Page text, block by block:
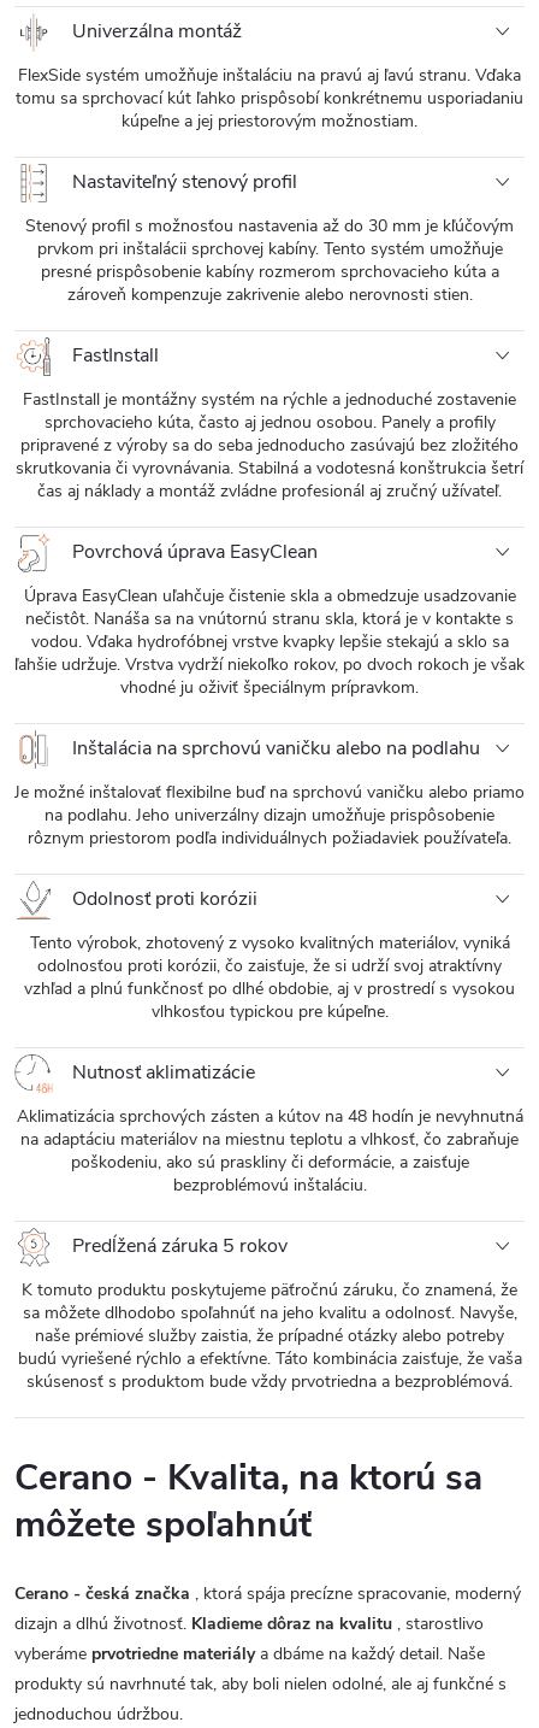
Univerzálna montáž
FlexSide systém umožňuje inštaláciu na pravú aj ľavú stranu. Vďaka
tomu sa sprchovací kút ľahko prispôsobí konkrétnemu usporiadaniu
kúpeľne a jej priestorovým možnostiam.
Nastaviteľný stenový profil
Stenový profil s možnosťou nastavenia až do 30 mm je kľúčovým
prvkom pri inštalácii sprchovej kabíny. Tento systém umožňuje
presné prispôsobenie kabíny rozmerom sprchovacieho kúta a
zároveň kompenzuje zakrivenie alebo nerovnosti stien.
FastInstall
FastInstall je montážny systém na rýchle a jednoduché zostavenie
sprchovacieho kúta, často aj jednou osobou. Panely a profily
pripravené z výroby sa do seba jednoducho zasúvajú bez zložitého
skrutkovania či vyrovnávania. Stabilná a vodotesná konštrukcia šetrí
čas aj náklady a montáž zvládne profesionál aj zručný užívateľ.
Povrchová úprava EasyClean
Úprava EasyClean uľahčuje čistenie skla a obmedzuje usadzovanie
nečistôt. Nanáša sa na vnútornú stranu skla, ktorá je v kontakte s
vodou. Vďaka hydrofóbnej vrstve kvapky lepšie stekajú a sklo sa
ľahšie udržuje. Vrstva vydrží niekoľko rokov, po dvoch rokoch je však
vhodné ju oživiť špeciálnym prípravkom.
Inštalácia na sprchovú vaničku alebo na podlahu
Je možné inštalovať flexibilne buď na sprchovú vaničku alebo priamo
na podlahu. Jeho univerzálny dizajn umožňuje prispôsobenie
rôznym priestorom podľa individuálnych požiadaviek používateľa.
Odolnosť proti korózii
Tento výrobok, zhotovený z vysoko kvalitných materiálov, vyniká
odolnosťou proti korózii, čo zaisťuje, že si udrží svoj atraktívny
vzhľad a plnú funkčnosť po dlhé obdobie, aj v prostredí s vysokou
vlhkosťou typickou pre kúpeľne.
Nutnosť aklimatizácie
Aklimatizácia sprchových zásten a kútov na 48 hodín je nevyhnutná
na adaptáciu materiálov na miestnu teplotu a vlhkosť, čo zabraňuje
poškodeniu, ako sú praskliny či deformácie, a zaisťuje
bezproblémovú inštaláciu.
Predĺžená záruka 5 rokov
K tomuto produktu poskytujeme päťročnú záruku, čo znamená, že
sa môžete dlhodobo spoľahnúť na jeho kvalitu a odolnosť. Navyše,
naše prémiové služby zaistia, že prípadné otázky alebo potreby
budú vyriešené rýchlo a efektívne. Táto kombinácia zaisťuje, že vaša
skúsenosť s produktom bude vždy prvotriedna a bezproblémová.
Cerano - Kvalita, na ktorú sa
môžete spoľahnúť
Cerano - česká značka , ktorá spája precízne spracovanie, moderný
dizajn a dlhú životnosť. Kladieme dôraz na kvalitu , starostlivo
vyberáme prvotriedne materiálya dbáme na každý detail. Naše
produkty sú navrhnuté tak, aby boli nielen odolné, ale aj funkčné s
jednoduchou údržbou.